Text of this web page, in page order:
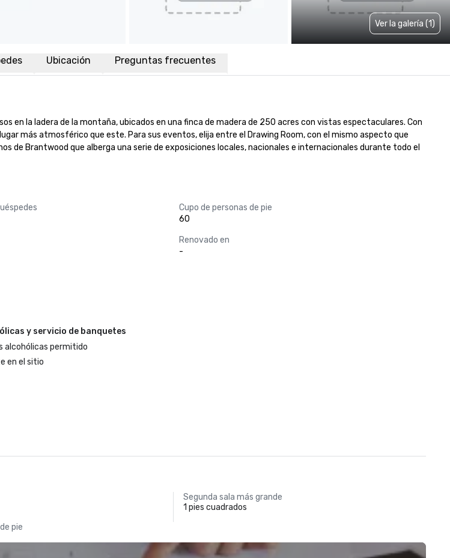
Ver la galería (1)
Ubicación Preguntas frecuentes
en la ladera de la montaña, ubicados en una finca de madera de 250 acres con vistas espectaculares. Con
más atmosférico que este. Para sus eventos, elija entre el Drawing Room, con el mismo aspecto que
de Brantwood que alberga una serie de exposiciones locales, nacionales e internacionales durante todo el
Cupo de personas de pie
60
Renovado en
-
y servicio de banquetes
alcohólicas permitido
en el sitio
Segunda sala más grande
1 pies cuadrados
pie